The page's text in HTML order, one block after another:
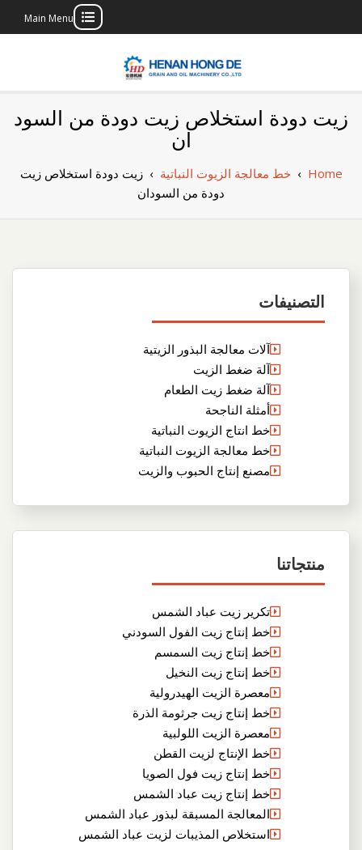
Main Menu
بناء مصنع إنتاج
الزيوت النباتية
الخاص بك
زيت دودة استخلاص زيت دودة من السود
ان
Home
› خط معالجة الزيوت النباتية ›زيت دودة استخلاص زيت
دودة من السودان
التصنيفات
آلات معالجة البذور الزيتية
آلة ضغط الزيت
آلة ضغط زيت الطعام
أمثلة الناجحة
خط انتاج الزيوت النباتية
خط معالجة الزيوت النباتية
مصنع إنتاج الحبوب والزيت
منتجاتنا
تكرير زيت عباد الشمس
خط إنتاج زيت الفول السودني
خط إنتاج زيت السمسم
خط إنتاج زيت النخيل
معصرة الزيت الهيدرولية
خط إنتاج زيت جرثومة الذرة
معصرة الزيت اللولبية
خط الإنتاج لزيت القطن
خط إنتاج زيت فول الصويا
خط إنتاج زيت عباد الشمس
المعالجة المسبقة لبذور عباد الشمس
استخلاص المذيبات لزيت عباد الشمس